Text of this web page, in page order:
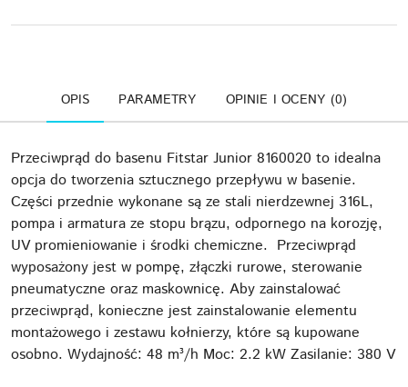
OPIS PARAMETRY OPINIE I OCENY (0)
Przeciwprąd do basenu Fitstar Junior 8160020 to idealna
opcja do tworzenia sztucznego przepływu w basenie.
Części przednie wykonane są ze stali nierdzewnej 316L,
pompa i armatura ze stopu brązu, odpornego na korozję,
UV promieniowanie i środki chemiczne. Przeciwprąd
wyposażony jest w pompę, złączki rurowe, sterowanie
pneumatyczne oraz maskownicę. Aby zainstalować
przeciwprąd, konieczne jest zainstalowanie elementu
montażowego i zestawu kołnierzy, które są kupowane
osobno. Wydajność: 48 m³/h Moc: 2.2 kW Zasilanie: 380 V